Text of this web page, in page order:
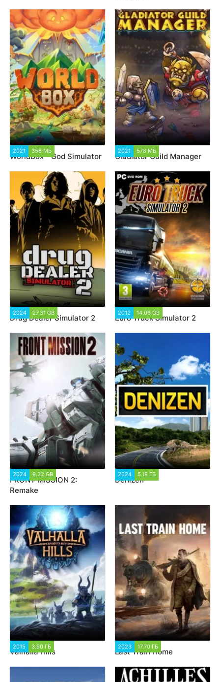
2021 356 МБ
WorldBox - God Simulator
2021 578 МБ
Gladiator Guild Manager
2024 27.31 GB
Drug Dealer Simulator 2
2012 14.06 GB
Euro Truck Simulator 2
2024 8.32 GB
FRONT MISSION 2:
Remake
2024 5.19 ГБ
Denizen
2015 3.90 ГБ
Valhalla Hills
2023 17.70 ГБ
Last Train Home